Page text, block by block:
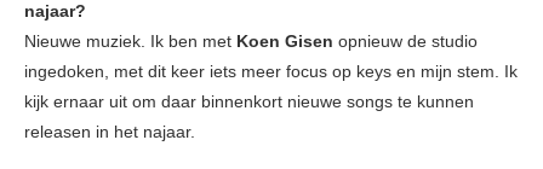
najaar?
Nieuwe muziek. Ik ben met Koen Gisen opnieuw de studio
ingedoken, met dit keer iets meer focus op keys en mijn stem. Ik
kijk ernaar uit om daar binnenkort nieuwe songs te kunnen
releasen in het najaar.